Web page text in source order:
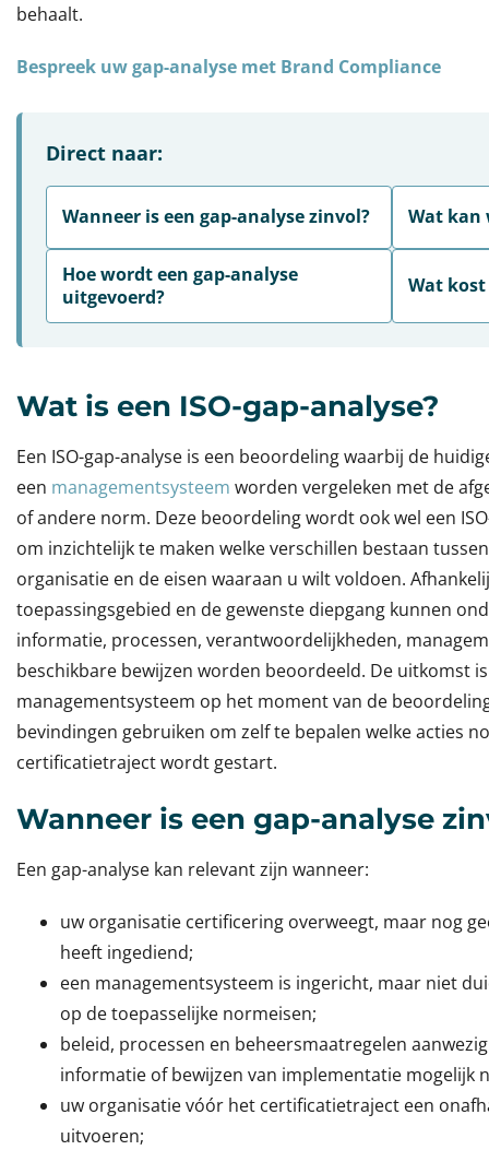
behaalt.
Bespreek uw gap-analyse met Brand Compliance
Direct naar:
Wanneer is een gap-analyse zinvol? Wat kan
Hoe wordt een gap-analyse
uitgevoerd?
Wat kost
Wat is een ISO-gap-analyse?
Een ISO-gap-analyse is een beoordeling waarbij de
een managementsysteem worden vergeleken met de
of andere norm. Deze beoordeling wordt ook wel een
om inzichtelijk te maken welke verschillen bestaan
organisatie en de eisen waaraan u wilt voldoen.
toepassingsgebied en de gewenste diepgang kunnen
informatie, processen, verantwoordelijkheden,
beschikbare bewijzen worden beoordeeld. De uitkomst
managementsysteem op het moment van de
bevindingen gebruiken om zelf te bepalen welke acties
certificatietraject wordt gestart.
Wanneer is een gap-analyse
Een gap-analyse kan relevant zijn wanneer:
uw organisatie certificering overweegt, maar nog
heeft ingediend;
een managementsysteem is ingericht, maar niet
op de toepasselijke normeisen;
beleid, processen en beheersmaatregelen
informatie of bewijzen van implementatie mogelijk
uw organisatie vóór het certificatietraject een
uitvoeren;